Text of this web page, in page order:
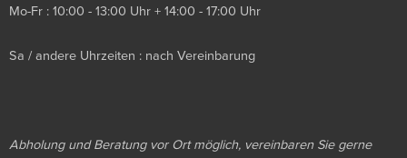
Mo-Fr : 10:00 - 13:00 Uhr + 14:00 - 17:00 Uhr
Sa / andere Uhrzeiten : nach Vereinbarung
Abholung und Beratung vor Ort möglich, vereinbaren Sie gerne